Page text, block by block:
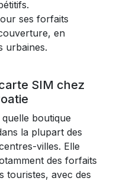
ses forfaits
en
urbaines.
SIM chez
boutique
la plupart des
villes. Elle
des forfaits
touristes, avec des